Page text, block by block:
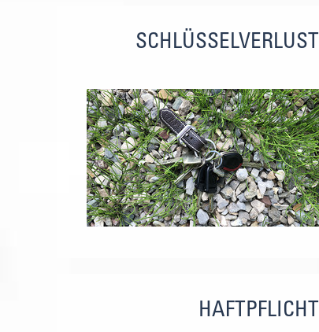
SCHLÜSSELVERLUST
HAFTPFLICHT